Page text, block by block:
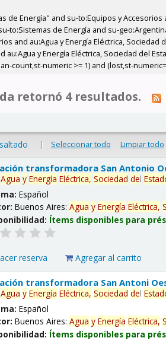
Energía" and su-to:Equipos y Accesorios
to:Sistemas de Energía and su-
and au:Agua y Energía Eléctrica,
y Energía Eléctrica, Sociedad del
count,st-numeric >= 1) and (lost,st-
retornó 4 resultados.
| Seleccionar todo Limpiar todo
transformadora San Antonio
Agua y Energía Eléctrica, Sociedad del
Español
Buenos Aires:Agua y Energía Eléctrica,
Ítems disponibles para
reserva Agregar al carrito
transformadora San Antoni
Agua y Energía Eléctrica, Sociedad del
Español
Buenos Aires:Agua y Energía Eléctrica,
Ítems disponibles para